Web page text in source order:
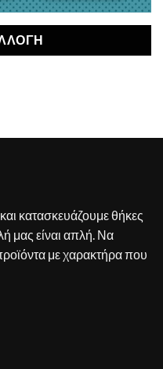
κατασκευάζουμε θήκες
μας είναι απλή. Να
με χαρακτήρα που